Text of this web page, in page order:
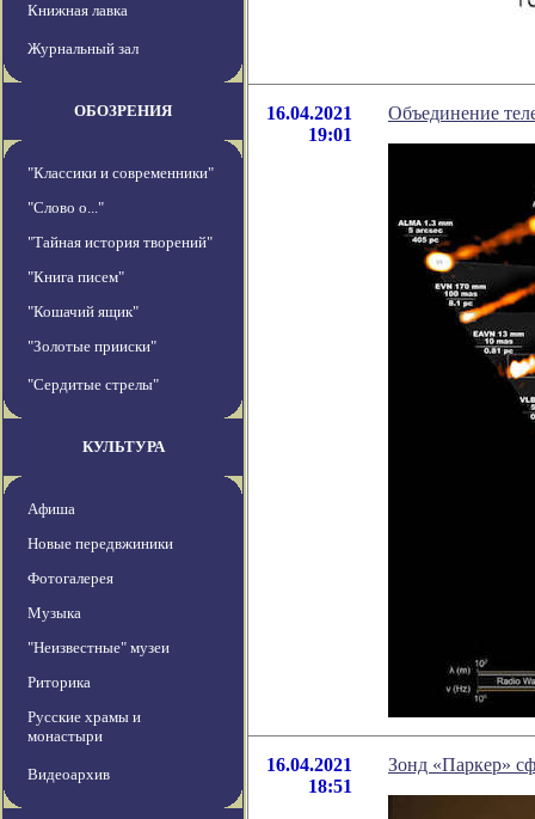
Книжная лавка
Журнальный зал
ОБОЗРЕНИЯ
"Классики и современники"
"Слово о..."
"Тайная история творений"
"Книга писем"
"Кошачий ящик"
"Золотые прииски"
"Сердитые стрелы"
КУЛЬТУРА
Афиша
Новые передвжиники
Фотогалерея
Музыка
"Неизвестные" музеи
Риторика
Русские храмы и
монастыри
Видеоархив
16.04.2021
19:01
Объединение
16.04.2021
18:51
Зонд «Паркер»